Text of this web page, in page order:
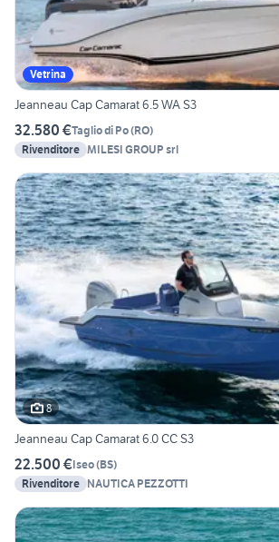
Vetrina
Jeanneau Cap Camarat 6.5 WA S3
32.580 €Taglio di Po(RO)
Rivenditore MILESI GROUP srl
8
Jeanneau Cap Camarat 6.0 CC S3
22.500 €Iseo(BS)
Rivenditore NAUTICA PEZZOTTI